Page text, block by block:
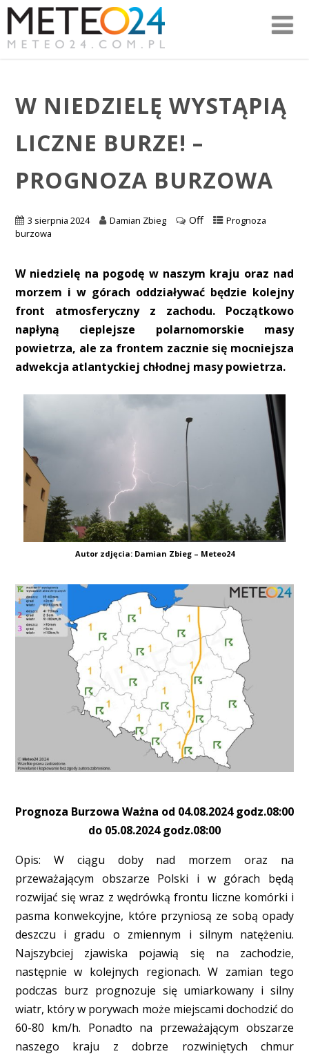
W NIEDZIELĘ WYSTĄPIĄ
LICZNE BURZE! –
PROGNOZA BURZOWA
3 sierpnia 2024 Damian Zbieg Off
Prognoza
burzowa
W niedzielę na pogodę w naszym kraju oraz nad
morzem i w górach oddziaływać będzie kolejny
front atmosferyczny z zachodu. Początkowo
napłyną cieplejsze polarnomorskie masy
powietrza, ale za frontem zacznie się mocniejsza
adwekcja atlantyckiej chłodnej masy powietrza.
Autor zdjęcia: Damian Zbieg – Meteo24
Prognoza Burzowa Ważna od 04.08.2024 godz.08:00
do 05.08.2024 godz.08:00
Opis: W ciągu doby nad morzem oraz na
przeważającym obszarze Polski i w górach będą
rozwijać się wraz z wędrówką frontu liczne komórki i
pasma konwekcyjne, które przyniosą ze sobą opady
deszczu i gradu o zmiennym i silnym natężeniu.
Najszybciej zjawiska pojawią się na zachodzie,
następnie w kolejnych regionach. W zamian tego
podczas burz prognozuje się umiarkowany i silny
wiatr, który w porywach może miejscami dochodzić do
60-80 km/h. Ponadto na przeważającym obszarze
naszego kraju z dobrze rozwiniętych chmur